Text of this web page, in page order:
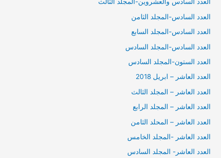
العدد السادس والعشروين-المجلد الثالث
العدد السادس-المجلد الثامن
العدد السادس-المجلد السابع
العدد السادس-المجلد السادس
العدد الستون-المجلد السادس
العدد العاشر – ابريل 2018
العدد العاشر – المجلد الثالث
العدد العاشر – المجلد الرابع
العدد العاشر – المحلد الثامن
العدد العاشر -المجلد الخامس
العدد العاشر- المجلد السادس